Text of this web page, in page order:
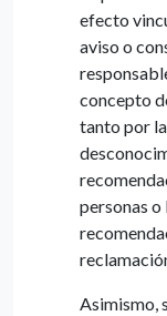
efecto
aviso o
concepto
tanto por
personas o
Asimismo,